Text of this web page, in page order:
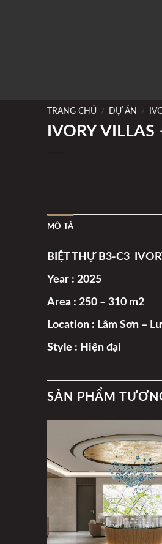
TRANG CHỦ / DỰ ÁN /
IVORY
MÔ TẢ
BIỆT THỰ B3-C3
Year : 2025
Area : 250 – 310 m2
Location : Lâm Sơn –
Style : Hiện đại
SẢN PHẨM